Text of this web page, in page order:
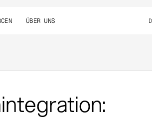
ÜBER UNS